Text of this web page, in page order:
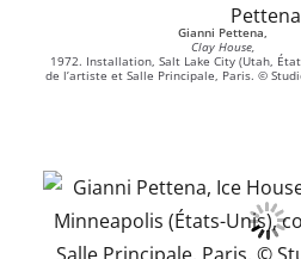
Gianni Pettena,
Clay House,
1972. Installation, Salt Lake City (Utah,
de l’artiste et Salle Principale, Paris. ©